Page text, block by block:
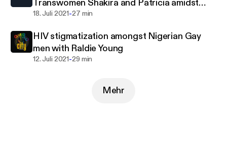
Transwomen Shakira and Patricia amidst
death threats with Hamlet.
18. Juli 2021-27 min
HIV stigmatization amongst Nigerian Gay
men with Raldie Young
12. Juli 2021-29 min
Mehr